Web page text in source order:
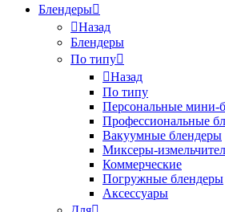
Блендеры
Назад
Блендеры
По типу
Назад
По типу
Персональные мини-
Профессиональные
Вакуумные блендеры
Миксеры-
Коммерческие
Погружные блендеры
Аксессуары